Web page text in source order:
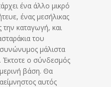
ένα άλλο μικρό
ένας μεσήλικας
καταγωγή, και
του
μάλιστα
Έκτοτε ο σύνδεσμός
βάση. Θα
αυτός